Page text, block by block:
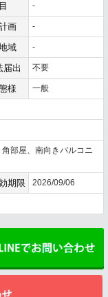
-
画 -
域 -
届出 不要
様 一般
部屋、南向きバルコニ
期限 2026/09/06
合わせ